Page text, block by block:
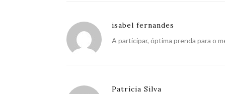
isabel fernandes
A participar, óptima prenda para o
Patrícia Silva